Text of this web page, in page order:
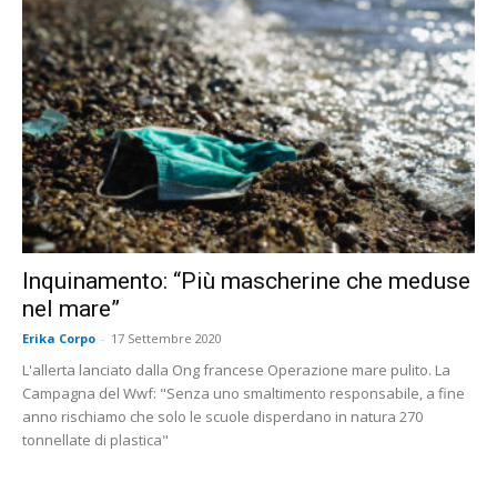
Inquinamento: “Più mascherine che meduse
nel mare”
Erika Corpo - 17 Settembre 2020
L'allerta lanciato dalla Ong francese Operazione mare pulito. La
Campagna del Wwf: "Senza uno smaltimento responsabile, a fine
anno rischiamo che solo le scuole disperdano in natura 270
tonnellate di plastica"